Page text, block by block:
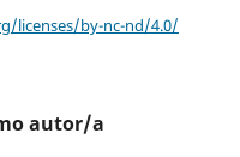
licenses/by-nc-nd/4.0/
autor/a